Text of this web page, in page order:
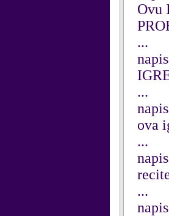
Ovu
...
...
ova
...
...